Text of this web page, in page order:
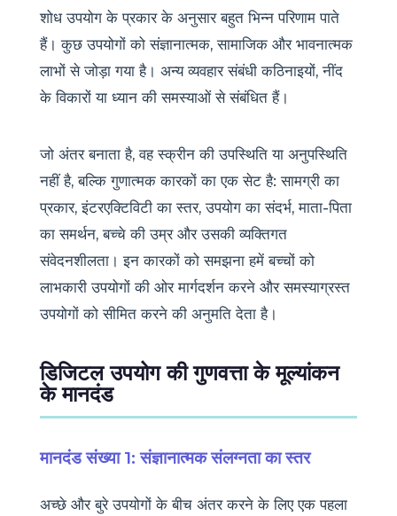
शोध उपयोग के प्रकार के अनुसार बहुत भिन्न परिणाम पाते
हैं। कुछ उपयोगों को संज्ञानात्मक, सामाजिक और भावनात्मक
लाभों से जोड़ा गया है। अन्य व्यवहार संबंधी कठिनाइयों, नींद
के विकारों या ध्यान की समस्याओं से संबंधित हैं।
जो अंतर बनाता है, वह स्क्रीन की उपस्थिति या अनुपस्थिति
नहीं है, बल्कि गुणात्मक कारकों का एक सेट है: सामग्री का
प्रकार, इंटरएक्टिविटी का स्तर, उपयोग का संदर्भ, माता-पिता
का समर्थन, बच्चे की उम्र और उसकी व्यक्तिगत
संवेदनशीलता। इन कारकों को समझना हमें बच्चों को
लाभकारी उपयोगों की ओर मार्गदर्शन करने और समस्याग्रस्त
उपयोगों को सीमित करने की अनुमति देता है।
डिजिटल उपयोग की गुणवत्ता के मूल्यांकन
के मानदंड
मानदंड संख्या 1: संज्ञानात्मक संलग्नता का स्तर
अच्छे और बुरे उपयोगों के बीच अंतर करने के लिए एक पहला